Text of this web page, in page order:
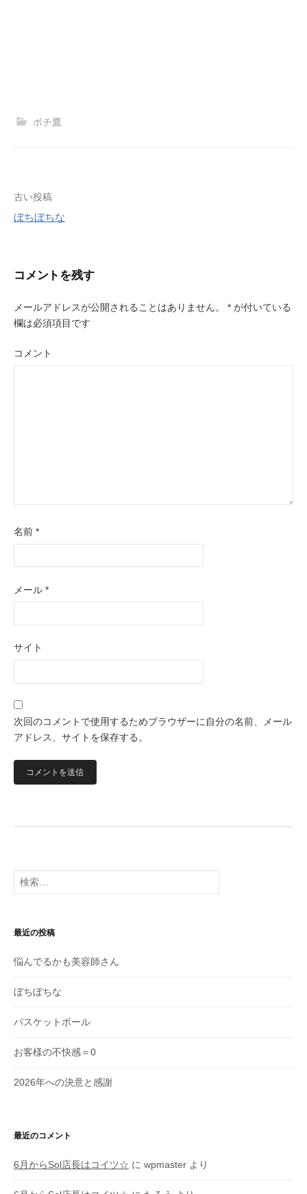
ボチ鷹
ビ
ー
古い投稿
ぼちぼちな
コメントを残す
メールアドレスが公開されることはありません。 * が付いている
欄は必須項目です
コメント
名前 *
メール *
サイト
次回のコメントで使用するためブラウザーに自分の名前、メール
アドレス、サイトを保存する。
検
索
最近の投稿
悩んでるかも美容師さん
ぼちぼちな
バスケットボール
お客様の不快感＝0
2026年への決意と感謝
最近のコメント
6月からSol店長はコイツ☆ に wpmaster より